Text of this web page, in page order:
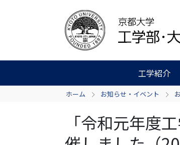
工学紹介
ホーム お知らせ・イベント
「令和元年度